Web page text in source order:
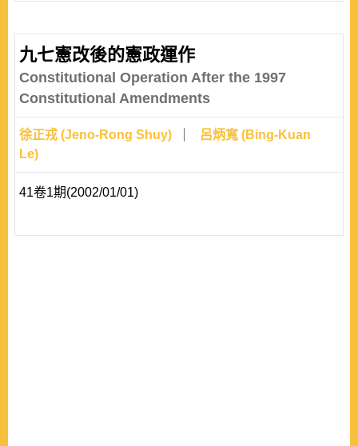
gave the extreme power to the people-elected president
parliamentary system. Furthermore, accompanied with a
political climate that lacked democratic culture and
existing parties..
九七憲改後的憲政運作
Constitutional Operation After the 1997
Constitutional Amendments
徐正戎 (Jeno-Rong Shuy)
呂炳寬 (Bing-Kuan
Le)
41卷1期(2002/01/01)